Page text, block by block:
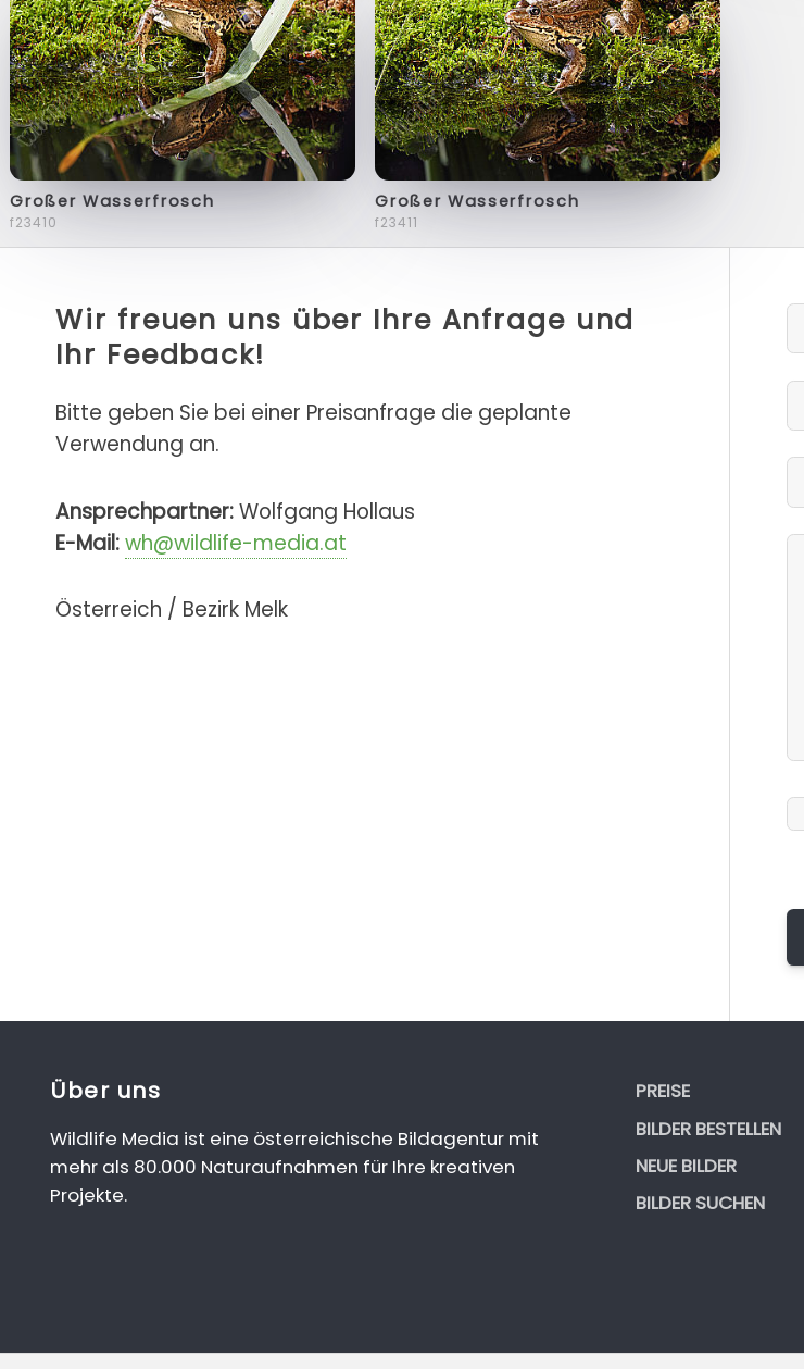
Großer Wasserfrosch
f23410
Großer Wasserfrosch
f23411
Wir freuen uns über Ihre Anfrage und
Ihr Feedback!
Bitte geben Sie bei einer Preisanfrage die geplante
Verwendung an.
Ansprechpartner:Wolfgang Hollaus
E-Mail:wh@wildlife-media.at
Österreich / Bezirk Melk
Über uns
Wildlife Media ist eine österreichische Bildagentur mit
mehr als 80.000 Naturaufnahmen für Ihre kreativen
Projekte.
PREISE
BILDER BESTELLEN
NEUE BILDER
BILDER SUCHEN